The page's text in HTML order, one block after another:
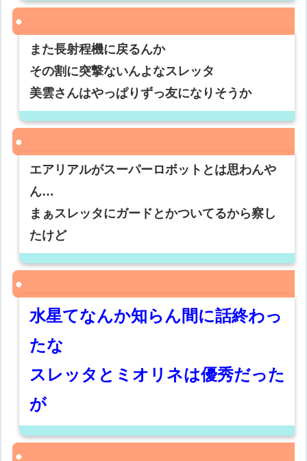
また長射程機に戻るんか
その割に突撃ないんよなスレッタ
美雲さんはやっぱりずっ友になりそうか
エアリアルがスーパーロボットとは思わんや
ん…
まぁスレッタにガードとかついてるから察し
たけど
水星てなんか知らん間に話終わっ
たな
スレッタとミオリネは優秀だった
が